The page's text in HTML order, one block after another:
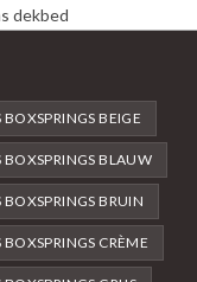
dekbed
BEIGE
BOXSPRINGS BLAUW
BOXSPRINGS BRUIN
CRÈME